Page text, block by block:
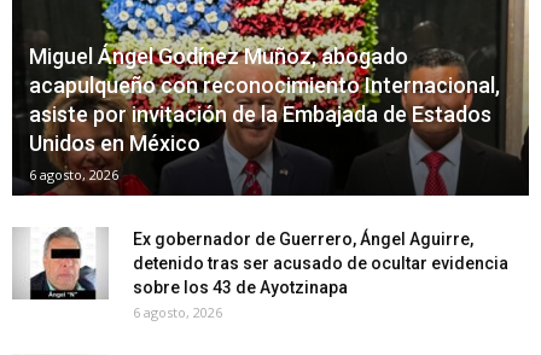
Miguel Ángel Godínez Muñoz, abogado
acapulqueño con reconocimiento Internacional,
asiste por invitación de la Embajada de Estados
Unidos en México
6 agosto, 2026
Ex gobernador de Guerrero, Ángel Aguirre,
detenido tras ser acusado de ocultar evidencia
sobre los 43 de Ayotzinapa
6 agosto, 2026